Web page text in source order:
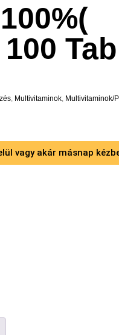
, Multivitaminok, Multivitaminok/
vagy akár másnap